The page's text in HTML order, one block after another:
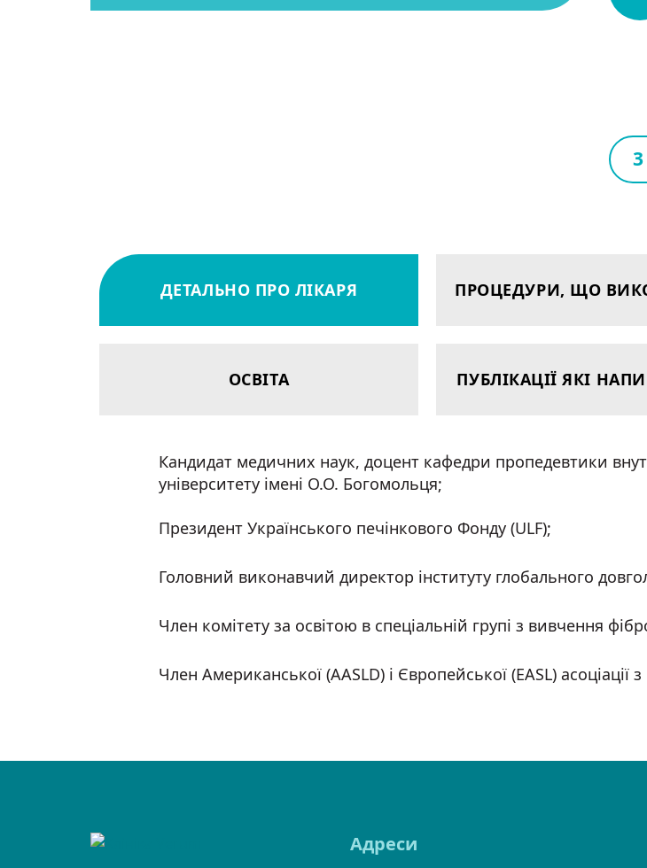
ДЕТАЛЬНО ПРО ЛІКАРЯ ПРОЦЕДУРИ, ЩО
ОСВІТА ПУБЛІКАЦІЇ ЯКІ
Кандидат медичних наук, доцент кафедри пропедевтики
університету імені О.О. Богомольця;
Президент Українського печінкового Фонду (ULF);
Головний виконавчий директор інституту глобального
Член комітету за освітою в спеціальній групі з вивчення
Член Американської (AASLD) і Європейської (EASL)
Адреси